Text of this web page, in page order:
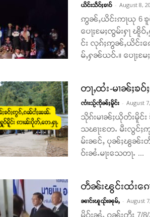
ယိင်းသဵဝ်ႈၶၢဝ် - August 8,
ဢွၼ်ႇယိင်းဢႃယု 6 ၶူပ်
ပေႃႈမႄႈၸွမ်းႁႃ ၽိူ
င်း လုၵ်ႈဢွၼ်ႇယိင်းၵ
မ်ႇႁၼ်ယဝ်ႉ။ ပေႃႈမ
တႃႇထႆး-မၢၼ်ႈၶ
ၸၢႆးသႂ်ၸိုၼ်ႈမိူင်း - August
သိုၵ်းမၢၼ်ႈယိုတ်းမိူင်
သၽႃးတႄႉ မီးလွင်ႈ
မ်းၼင်ႇ ပုၼ်ႈၽွၼ်း
ဝ်းၼႆႉမႃးသေတႃႉ ...
တႅၼ်းၽွင်းထႆးၵေ
ၼၢင်းၽူၺ်းၼုမ်ႇ - August
မိူဝ်ႈၼႆႉ ဝၼ်းတီႈ 7/